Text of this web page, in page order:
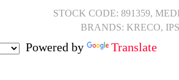
STOCK CODE: 891359,
BRANDS: KRECO,
Powered by Translate